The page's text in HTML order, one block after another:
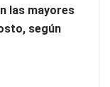
las mayores
según